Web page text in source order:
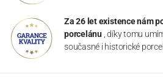
Za 26 let existence nám
porcelánu , díky tomu
současné i historické